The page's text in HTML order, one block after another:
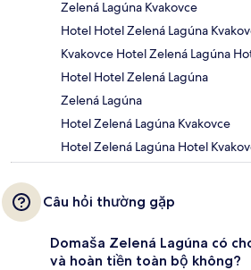
Zelená Lagúna Kvakovce
Hotel Hotel Zelená Lagúna
Kvakovce Hotel Zelená Lagúna
Hotel Hotel Zelená Lagúna
Zelená Lagúna
Hotel Zelená Lagúna Kvakovce
Hotel Zelená Lagúna Hotel
Câu hỏi thường gặp
Domaša Zelená Lagúna có
và hoàn tiền toàn bộ không?